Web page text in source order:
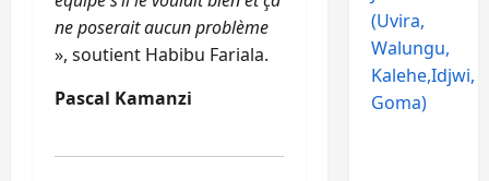
ne poserait aucun problème
», soutient Habibu Fariala.
Pascal Kamanzi
(Uvira,
Walungu,
Kalehe,Idjwi,
Goma)